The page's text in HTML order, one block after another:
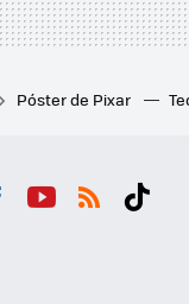
Póster de Pixar